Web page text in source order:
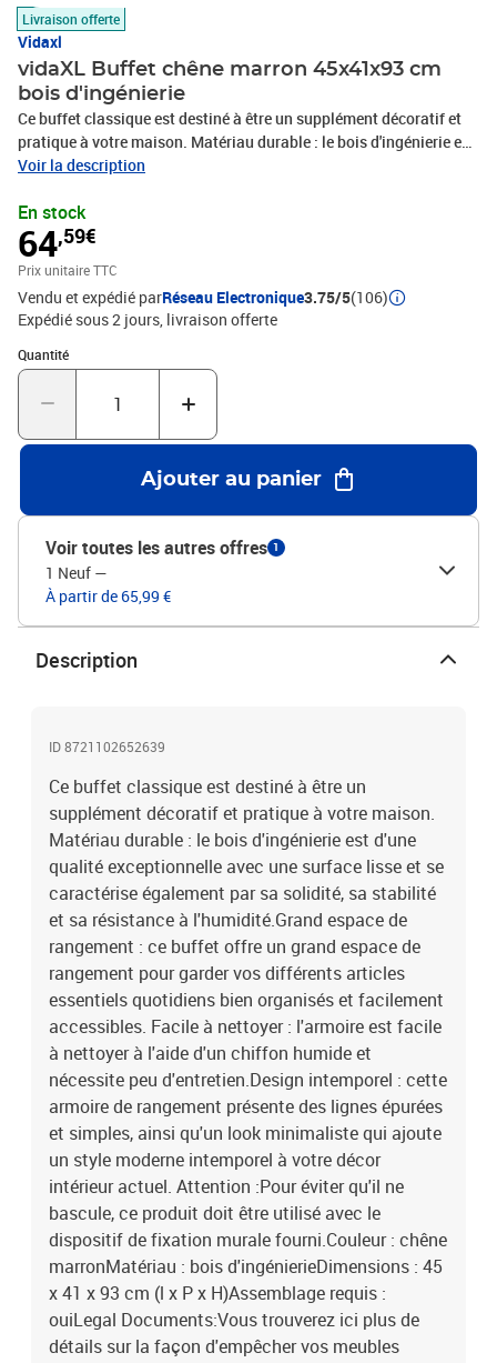
Livraison offerte
Vidaxl
vidaXL Buffet chêne marron 45x41x93 cm
bois d'ingénierie
Ce buffet classique est destiné à être un supplément décoratif et
pratique à votre maison. Matériau durable : le bois d'ingénierie est
d'une qualité exceptionnelle avec une surface lisse et se
à l'humidité.Grand espace de rangement : ce buffet offre un grand
espace de rangement pour garder vos différents articles essentiels
quotidiens bien organisés et facilement accessibles. Facile à
nettoyer : l'armoire est facile à nettoyer à l'aide d'un chiffon
humide et nécessite peu d'entretien.Design intemporel : cette
armoire de rangement présente des lignes épurées et simples,
ainsi qu'un look minimaliste qui ajoute un style moderne
intemporel à votre décor intérieur actuel. Attention :Pour éviter
qu'il ne bascule, ce produit doit être utilisé avec le dispositif de
d'ingénierieDimensions : 45 x 41 x 93 cm (l x P x H)Assemblage
requis : ouiLegal Documents:Vous trouverez ici plus de détails sur
la façon d'empêcher vos meubles de basculer
Voir la description
En stock
64,59€
Prix unitaire TTC
Vendu et expédié parRéseau Electronique3.75/5(106)
Expédié sous 2 jours livraison offerte
Quantité
Quantité : 1
Ajouter au panier
Voir toutes les autres offres 1
1 Neuf —
À partir de 65,99 €
Description
ID 8721102652639
Ce buffet classique est destiné à être un
supplément décoratif et pratique à votre maison.
Matériau durable : le bois d'ingénierie est d'une
qualité exceptionnelle avec une surface lisse et se
caractérise également par sa solidité, sa stabilité
et sa résistance à l'humidité.Grand espace de
rangement : ce buffet offre un grand espace de
rangement pour garder vos différents articles
essentiels quotidiens bien organisés et facilement
accessibles. Facile à nettoyer : l'armoire est facile
à nettoyer à l'aide d'un chiffon humide et
nécessite peu d'entretien.Design intemporel : cette
armoire de rangement présente des lignes épurées
et simples, ainsi qu'un look minimaliste qui ajoute
un style moderne intemporel à votre décor
intérieur actuel. Attention :Pour éviter qu'il ne
bascule, ce produit doit être utilisé avec le
dispositif de fixation murale fourni.Couleur : chêne
marronMatériau : bois d'ingénierieDimensions : 45
x 41 x 93 cm (l x P x H)Assemblage requis :
ouiLegal Documents:Vous trouverez ici plus de
détails sur la façon d'empêcher vos meubles